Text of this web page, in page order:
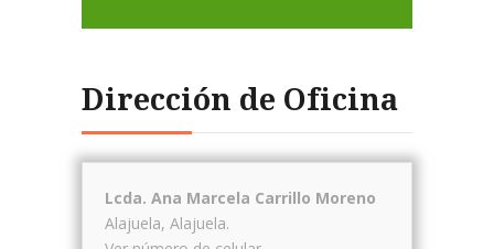
Dirección de Oficina
Lcda. Ana Marcela Carrillo Moreno
Alajuela, Alajuela.